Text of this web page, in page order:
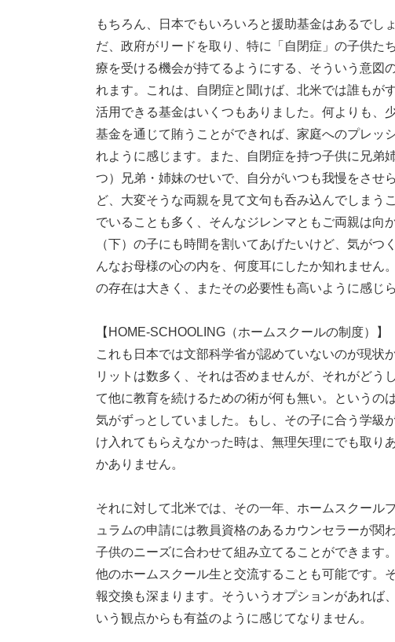
もちろん、日本でもいろいろと援助基金はあるでし
だ、政府がリードを取り、特に「自閉症」の子供た
療を受ける機会が持てるようにする、そういう意図
れます。これは、自閉症と聞けば、北米では誰もが
活用できる基金はいくつもありました。何よりも、
基金を通じて賄うことができれば、家庭へのプレッ
れように感じます。また、自閉症を持つ子供に兄弟
つ）兄弟・姉妹のせいで、自分がいつも我慢をさせ
ど、大変そうな両親を見て文句も呑み込んでしまう
でいることも多く、そんなジレンマともご両親は向
（下）の子にも時間を割いてあげたいけど、気が
んなお母様の心の内を、何度耳にしたか知れません
の存在は大きく、またその必要性も高いように感じら
【HOME-SCHOOLING（ホームスクールの制度）】
これも日本では文部科学省が認めていないのが現状
リットは数多く、それは否めませんが、それがどう
て他に教育を続けるための術が何も無い。というの
気がずっとしていました。もし、その子に合う学級
け入れてもらえなかった時は、無理矢理にでも取り
かありません。
それに対して北米では、その一年、ホームスクール
ュラムの申請には教員資格のあるカウンセラーが関
子供のニーズに合わせて組み立てることができます
他のホームスクール生と交流することも可能です。
報交換も深まります。そういうオプションがあれば
いう観点からも有益のように感じてなりません。